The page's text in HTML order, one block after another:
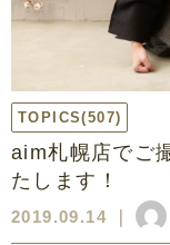
TOPICS(507)
aim札幌店でご
たします！
2019.09.14